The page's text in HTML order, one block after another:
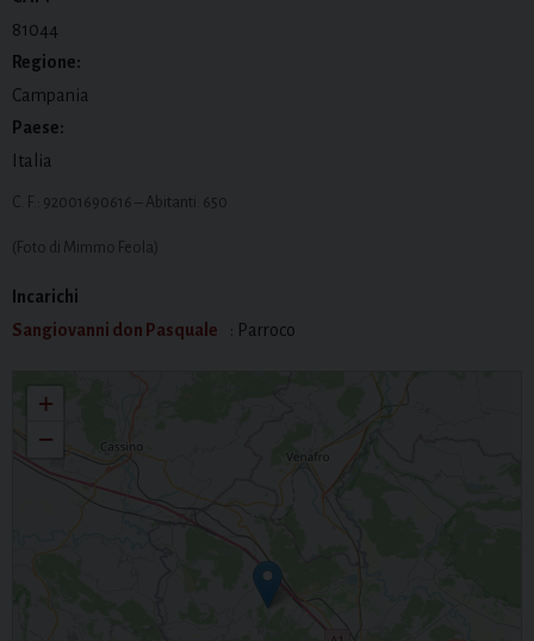
81044
Regione:
Campania
Paese:
Italia
C. F.: 92001690616 – Abitanti: 650
(Foto di Mimmo Feola)
Incarichi
Sangiovanni don Pasquale
: Parroco
+
−